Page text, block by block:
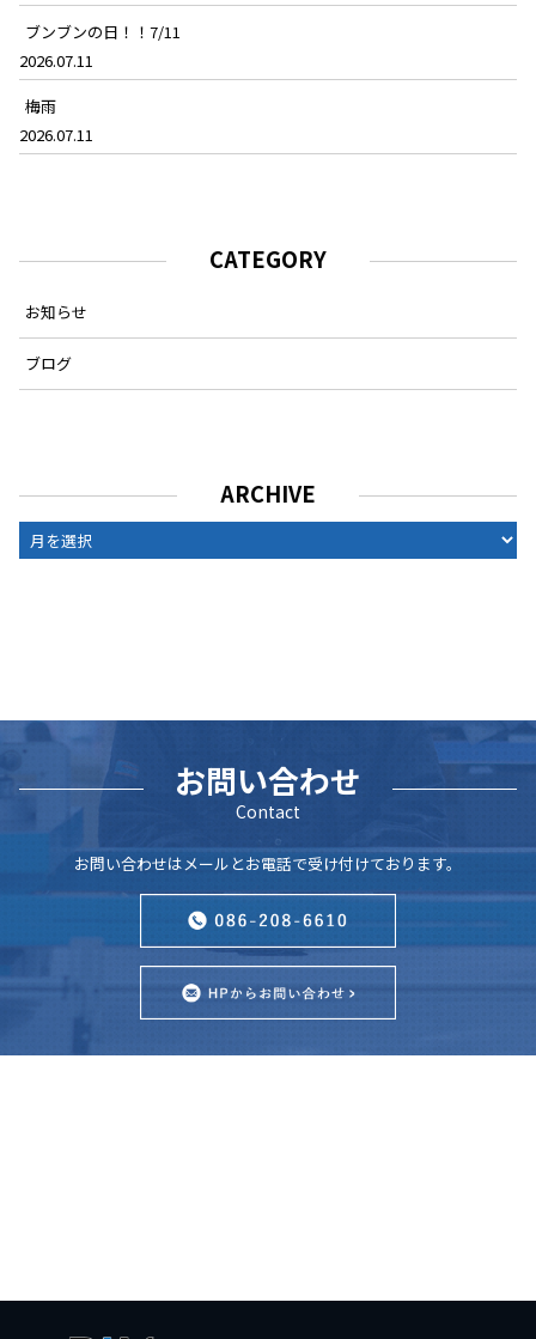
ブンブンの日！！7/11
2026.07.11
梅雨
2026.07.11
CATEGORY
お知らせ
ブログ
ARCHIVE
ARCHIVE
お問い合わせ
Contact
お問い合わせはメールとお電話で受け付けております。